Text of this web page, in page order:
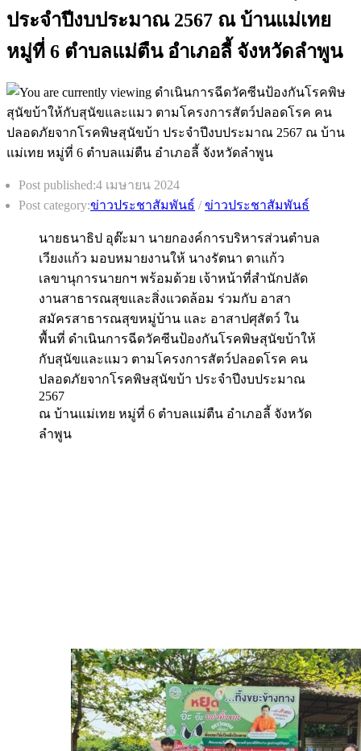
ประจำปีงบประมาณ 2567 ณ บ้านแม่เทย
หมู่ที่ 6 ตำบลแม่ตืน อำเภอลี้ จังหวัดลำพูน
Post published:4 เมษายน 2024
Post category:ข่าวประชาสัมพันธ์ / ข่าวประชาสัมพันธ์
นายธนาธิป อุต๊ะมา นายกองค์การบริหารส่วนตำบล
เวียงแก้ว มอบหมายงานให้ นางรัตนา ตาแก้ว
เลขานุการนายกฯ พร้อมด้วย เจ้าหน้าที่สำนักปลัด
งานสาธารณสุขและสิ่งแวดล้อม ร่วมกับ อาสา
สมัครสาธารณสุขหมู่บ้าน และ อาสาปศุสัตว์ ใน
พื้นที่ ดำเนินการฉีดวัคซีนป้องกันโรคพิษสุนัขบ้าให้
กับสุนัขและแมว ตามโครงการสัตว์ปลอดโรค คน
ปลอดภัยจากโรคพิษสุนัขบ้า ประจำปีงบประมาณ
2567
ณ บ้านแม่เทย หมู่ที่ 6 ตำบลแม่ตืน อำเภอลี้ จังหวัด
ลำพูน